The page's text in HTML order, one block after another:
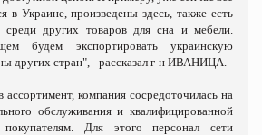
в Украине, произведены здесь, также есть
среди других товаров для сна и мебели.
будем экспортировать украинскую
других стран", - рассказал г-н ИВАНИЦА.
компания сосредоточилась на
обслуживания и квалифицированной
покупателям. Для этого персонал сети